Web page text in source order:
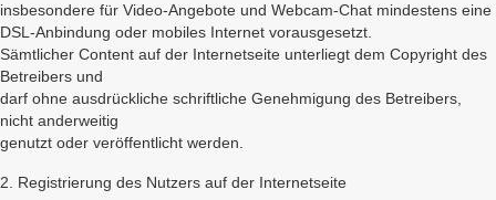
insbesondere für Video-Angebote und Webcam-Chat mindestens eine
DSL-Anbindung oder mobiles Internet vorausgesetzt.
Sämtlicher Content auf der Internetseite unterliegt dem Copyright des
Betreibers und
darf ohne ausdrückliche schriftliche Genehmigung des Betreibers,
nicht anderweitig
genutzt oder veröffentlicht werden.
2. Registrierung des Nutzers auf der Internetseite